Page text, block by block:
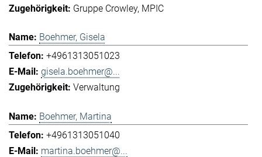
Gruppe Crowley MPIC
Boehmer, Gisela
+4961313051023
gisela.boehmer@...
Verwaltung
Boehmer, Martina
+4961313051040
martina.boehmer@...